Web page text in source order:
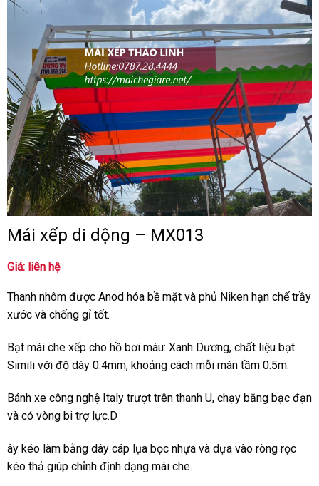
Mái xếp di dộng – MX013
Giá: liên hệ
Thanh nhôm được Anod hóa bề mặt và phủ Niken hạn chế trầy
xước và chống gỉ tốt.
Bạt mái che xếp cho hồ bơi màu: Xanh Dương, chất liệu bạt
Simili với độ dày 0.4mm, khoảng cách mỗi mán tầm 0.5m.
Bánh xe công nghệ Italy trượt trên thanh U, chạy bằng bạc đạn
và có vòng bi trợ lực.D
ây kéo làm bằng dây cáp lụa bọc nhựa và dựa vào ròng rọc
kéo thả giúp chỉnh định dạng mái che.